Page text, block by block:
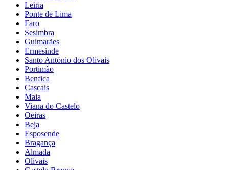
Leiria
Ponte de Lima
Faro
Sesimbra
Guimarães
Ermesinde
Santo António dos Olivais
Portimão
Benfica
Cascais
Maia
Viana do Castelo
Oeiras
Beja
Esposende
Bragança
Almada
Olivais